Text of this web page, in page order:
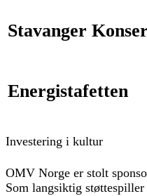
Stavanger
Energistafetten
Investering i kultur
OMV Norge er stolt
Som langsiktig